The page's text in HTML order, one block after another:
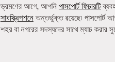
ভ্রমণের আগে, আপনিপাসপোর্ট ফিচারটি
সাবস্ক্রিপশনেঅন্তর্ভুক্ত রয়েছে৷ পাসপোর্ট
শহর বা নগরের সদস্যদের সাথে ম্যাচ করার